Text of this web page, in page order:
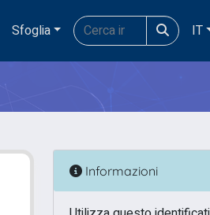
Sfoglia IT
Informazioni